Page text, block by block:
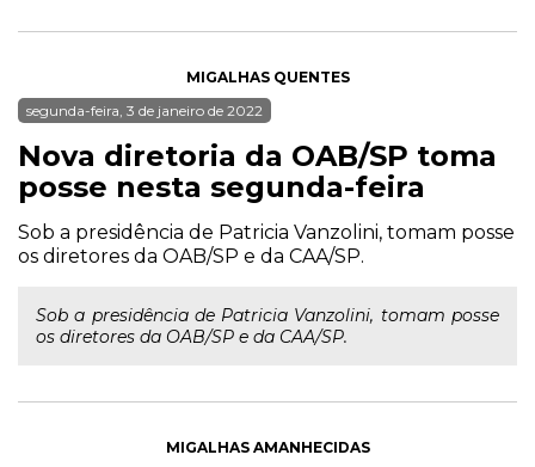
MIGALHAS QUENTES
segunda-feira, 3 de janeiro de 2022
Nova diretoria da OAB/SP toma
posse nesta segunda-feira
Sob a presidência de Patricia Vanzolini, tomam posse
os diretores da OAB/SP e da CAA/SP.
Sob a presidência de Patricia Vanzolini, tomam posse
os diretores da OAB/SP e da CAA/SP.
MIGALHAS AMANHECIDAS